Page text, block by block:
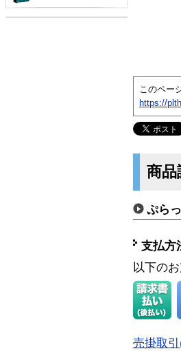
このペー
https://
商品
ぷら
支払方
以下の
売掛取